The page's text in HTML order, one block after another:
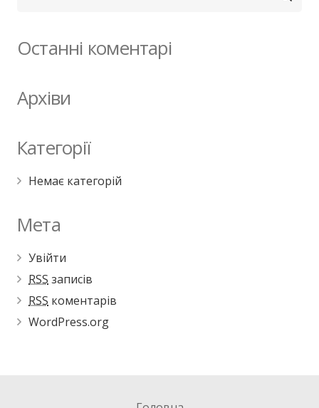
Останні коментарі
Архіви
Категорії
Немає категорій
Мета
Увійти
RSS записів
RSS коментарів
WordPress.org